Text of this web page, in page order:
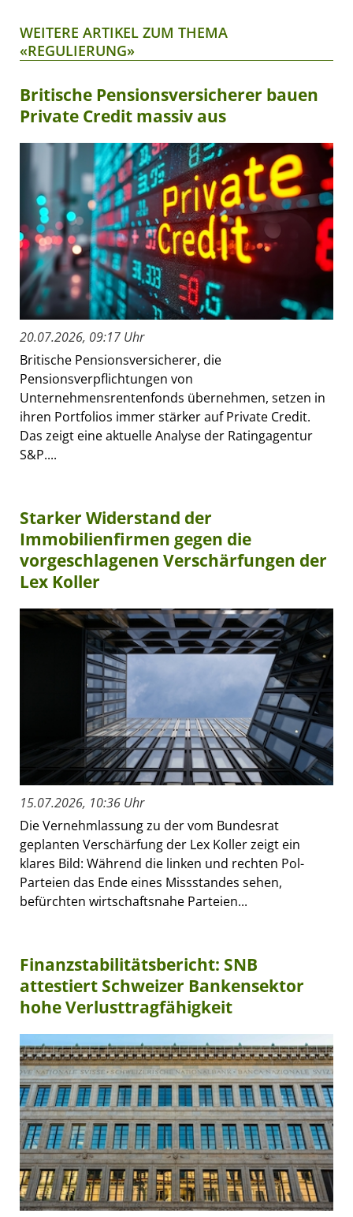
WEITERE ARTIKEL ZUM THEMA
«REGULIERUNG»
Britische Pensionsversicherer bauen
Private Credit massiv aus
20.07.2026, 09:17 Uhr
Britische Pensionsversicherer, die
Pensionsverpflichtungen von
Unternehmensrentenfonds übernehmen, setzen in
ihren Portfolios immer stärker auf Private Credit.
Das zeigt eine aktuelle Analyse der Ratingagentur
S&P....
Starker Widerstand der
Immobilienfirmen gegen die
vorgeschlagenen Verschärfungen der
Lex Koller
15.07.2026, 10:36 Uhr
Die Vernehmlassung zu der vom Bundesrat
geplanten Verschärfung der Lex Koller zeigt ein
klares Bild: Während die linken und rechten Pol-
Parteien das Ende eines Missstandes sehen,
befürchten wirtschaftsnahe Parteien...
Finanzstabilitätsbericht: SNB
attestiert Schweizer Bankensektor
hohe Verlusttragfähigkeit